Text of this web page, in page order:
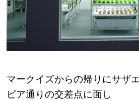
マークイズからの帰りにサザ
ピア通りの交差点に面し